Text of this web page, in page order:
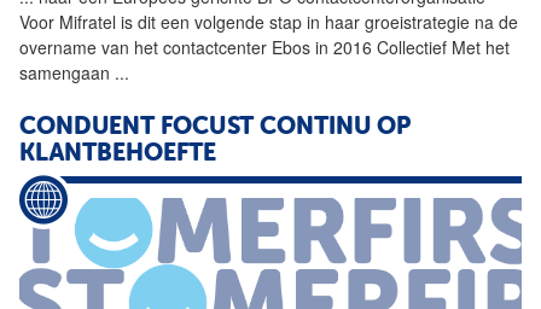
Voor Mifratel is dit een volgende stap in haar groeistrategie na de
overname van het contactcenter Ebos in 2016 Collectief Met het
samengaan ...
CONDUENT FOCUST CONTINU OP
KLANTBEHOEFTE